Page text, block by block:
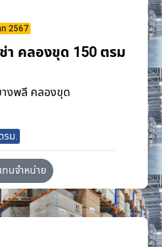
2567
ช่า คลองขุด 150 ตรม
งพลี คลองขุด
รม.
นจำหน่าย